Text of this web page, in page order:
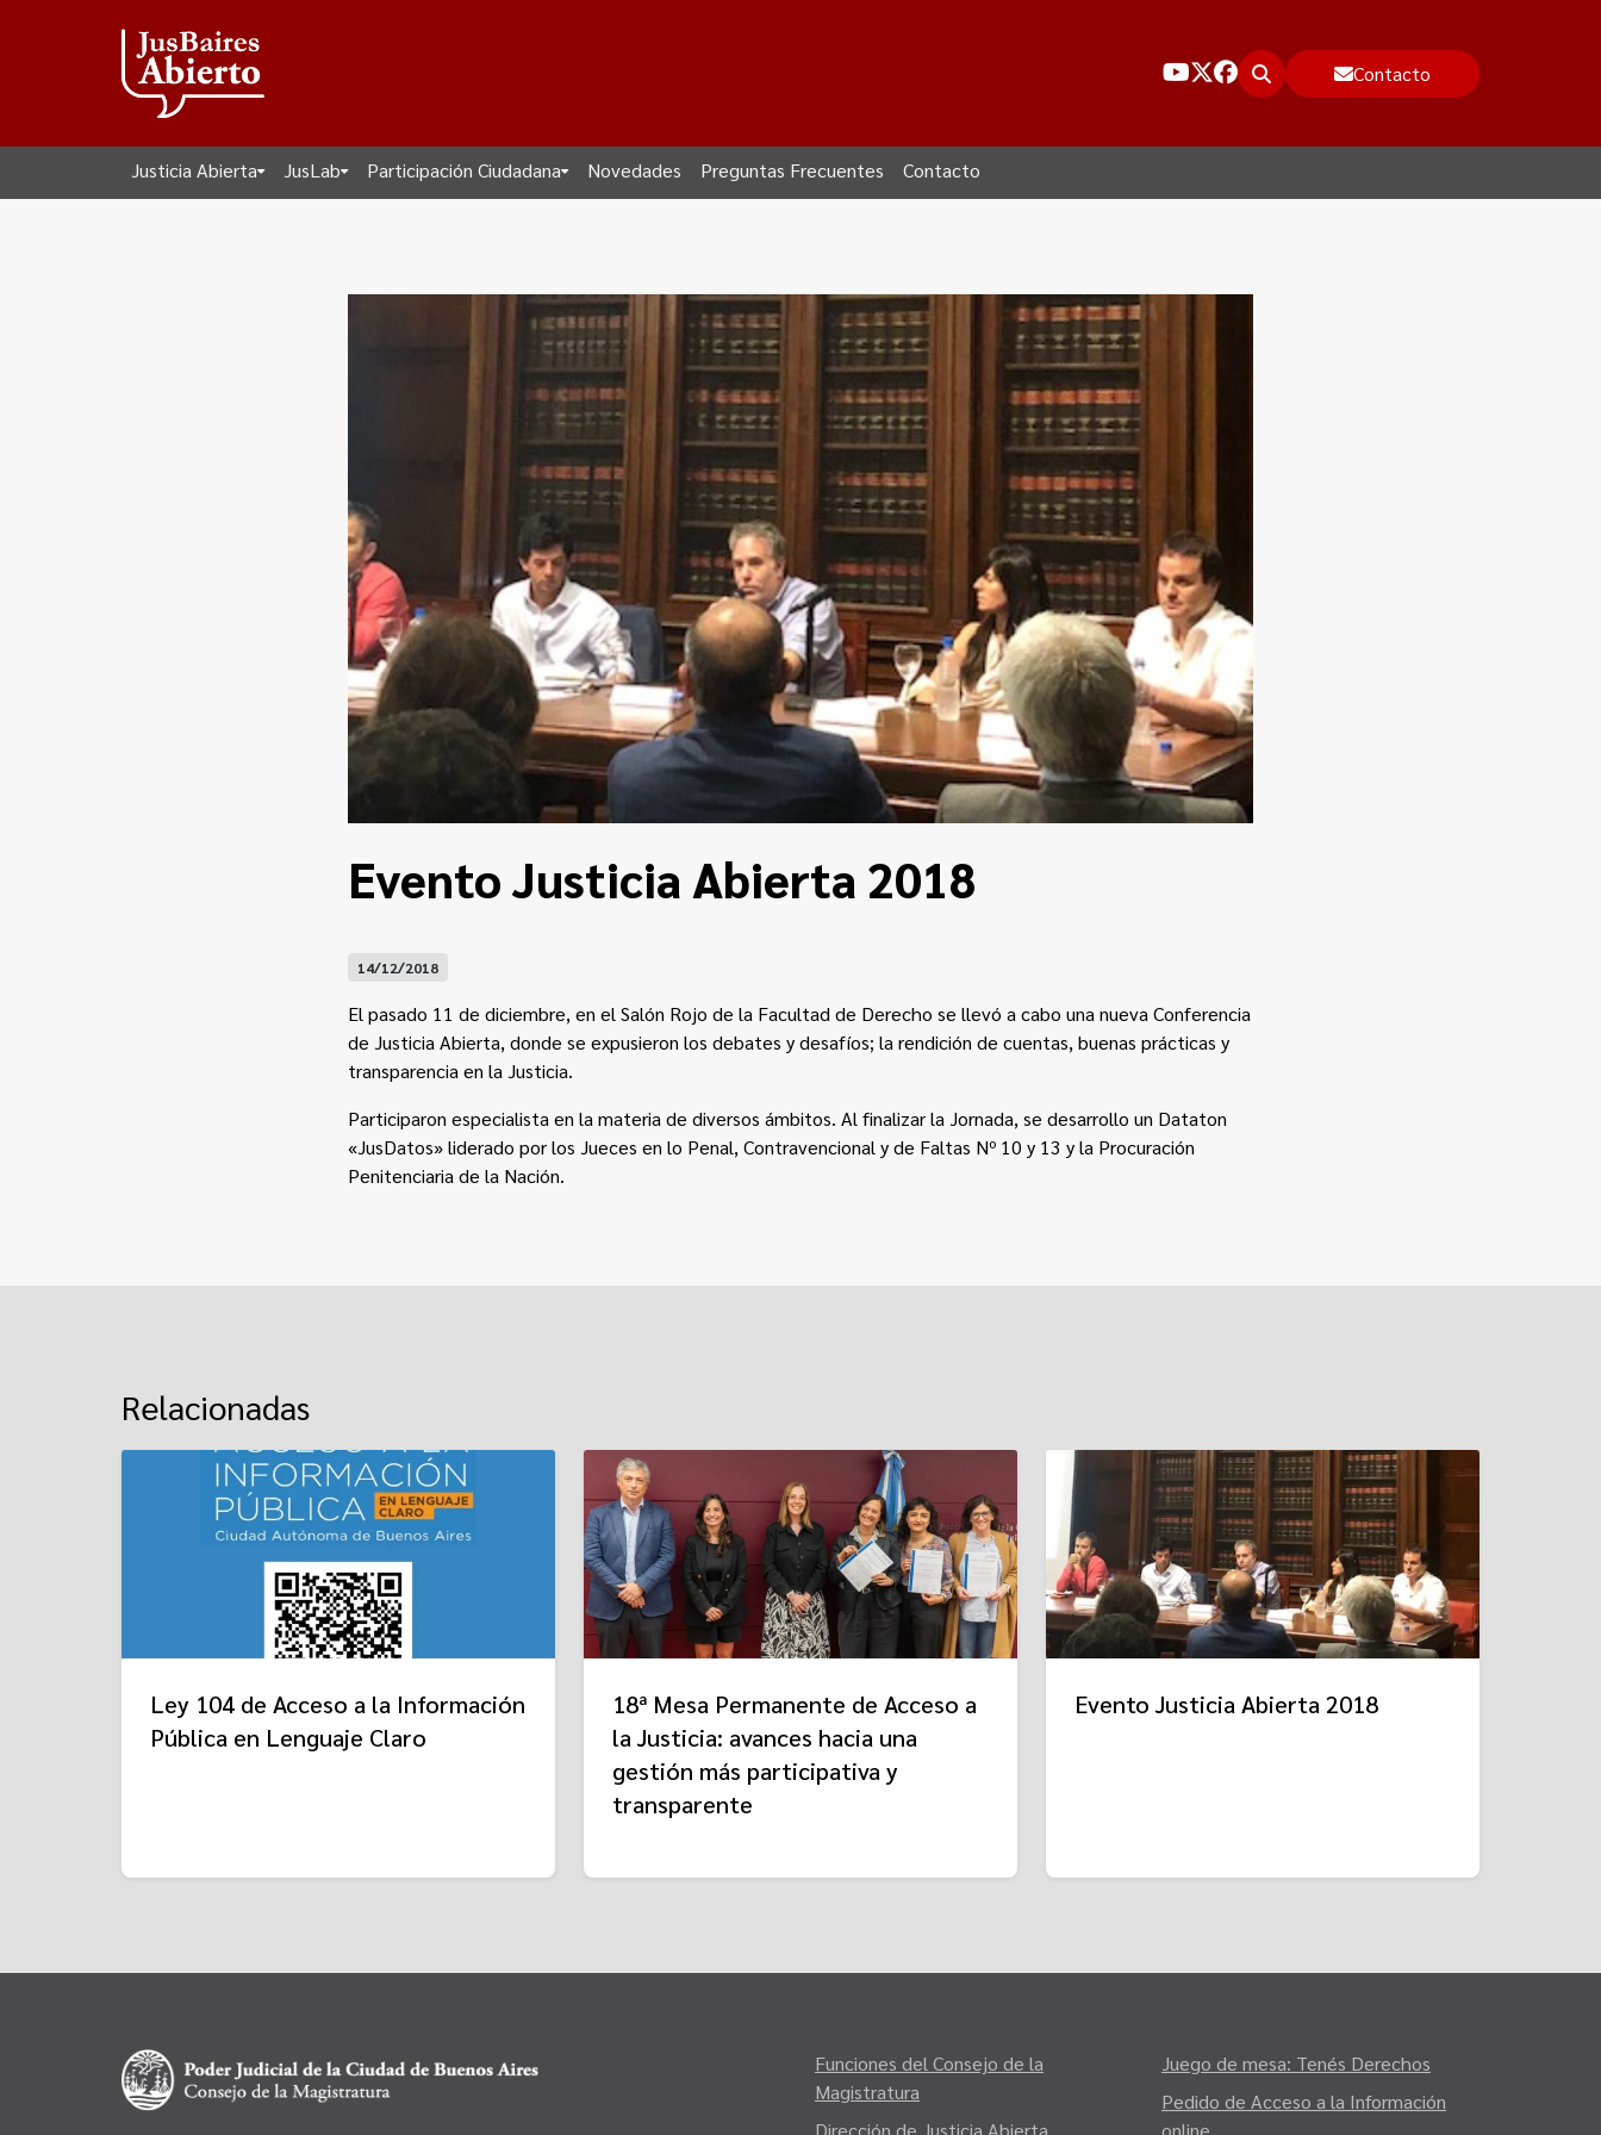
Contacto
Justicia Abierta JusLab Participación Ciudadana Novedades Preguntas Frecuentes Contacto
Evento Justicia Abierta 2018
14/12/2018
El pasado 11 de diciembre, en el Salón Rojo de la Facultad de Derecho se llevó a cabo una nueva Conferencia
de Justicia Abierta, donde se expusieron los debates y desafíos; la rendición de cuentas, buenas prácticas y
transparencia en la Justicia.
Participaron especialista en la materia de diversos ámbitos. Al finalizar la Jornada, se desarrollo un Dataton
«JusDatos» liderado por los Jueces en lo Penal, Contravencional y de Faltas Nº 10 y 13 y la Procuración
Penitenciaria de la Nación.
Relacionadas
Ley 104 de Acceso a la Información
Pública en Lenguaje Claro
18ª Mesa Permanente de Acceso a
la Justicia: avances hacia una
gestión más participativa y
transparente
Evento Justicia Abierta 2018
Funciones del Consejo de la
Magistratura
Dirección de Justicia Abierta
Juego de mesa: Tenés Derechos
Pedido de Acceso a la Información
online